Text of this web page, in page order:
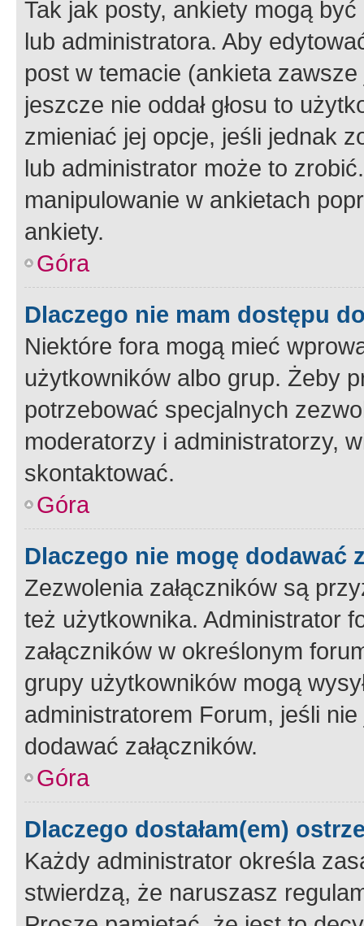
Tak jak posty, ankiety mogą
lub administratora. Aby
post w temacie (ankieta
jeszcze nie oddał głosu to
zmieniać jej opcje, jeśli jednak
lub administrator może to
manipulowanie w ankietach
ankiety.
Góra
Dlaczego nie mam dostępu
Niektóre fora mogą mieć
użytkowników albo grup. Żeby
potrzebować specjalnych
moderatorzy i administratorzy,
skontaktować.
Góra
Dlaczego nie mogę dodawać
Zezwolenia załączników są
też użytkownika. Administrator
załączników w określonym
grupy użytkowników mogą
administratorem Forum, jeśli
dodawać załączników.
Góra
Dlaczego dostałam(em)
Każdy administrator określa
stwierdzą, że naruszasz